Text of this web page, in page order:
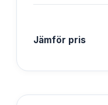
Jämför pris